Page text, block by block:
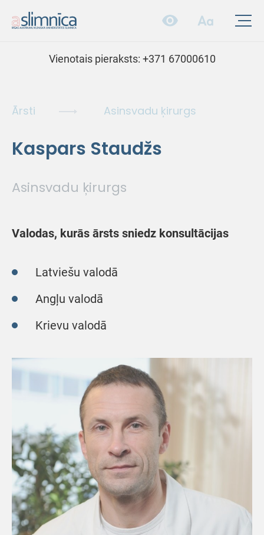
Vienotais pieraksts: +371 67000610
Ārsti Asinsvadu ķirurgs
Kaspars Staudžs
Asinsvadu ķirurgs
Valodas, kurās ārsts sniedz konsultācijas
Latviešu valodā
Angļu valodā
Krievu valodā